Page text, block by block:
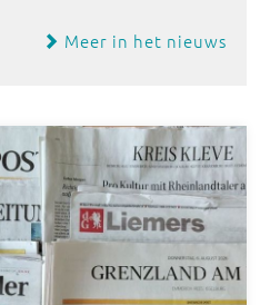
Meer in het nieuws